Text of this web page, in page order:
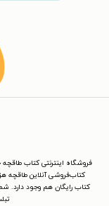
فروشگاه اینترنتی کتاب طاقچه
کتاب‌فروشی آنلاین طاقچه
کتاب رایگان هم وجود دارد.